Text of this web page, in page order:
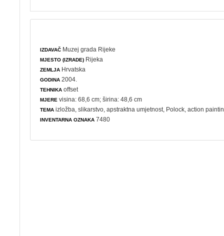
IZDAVAČ Muzej grada Rijeke
MJESTO (IZRADE) Rijeka
ZEMLJA Hrvatska
GODINA 2004.
TEHNIKA offset
MJERE visina: 68,6 cm; širina: 48,6 cm
TEMA izložba ,slikarstvo ,apstraktna umjetnost , Polock,action
INVENTARNA OZNAKA 7480